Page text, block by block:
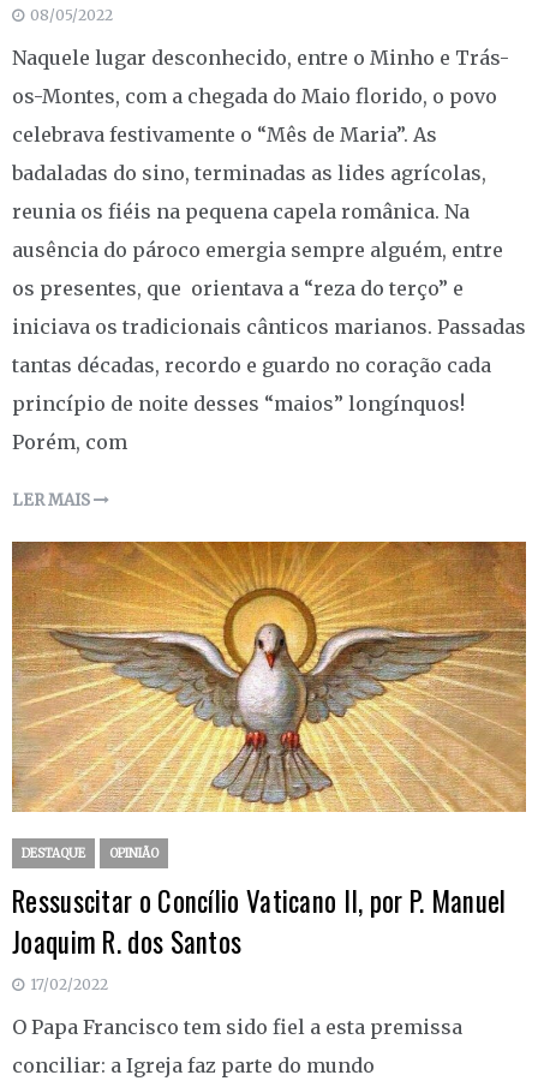
08/05/2022
Naquele lugar desconhecido, entre o Minho e Trás-
os-Montes, com a chegada do Maio florido, o povo
celebrava festivamente o “Mês de Maria”. As
badaladas do sino, terminadas as lides agrícolas,
reunia os fiéis na pequena capela românica. Na
ausência do pároco emergia sempre alguém, entre
os presentes, que orientava a “reza do terço” e
iniciava os tradicionais cânticos marianos. Passadas
tantas décadas, recordo e guardo no coração cada
princípio de noite desses “maios” longínquos!
Porém, com
LER MAIS
DESTAQUE OPINIÃO
Ressuscitar o Concílio Vaticano II, por P. Manuel
Joaquim R. dos Santos
17/02/2022
O Papa Francisco tem sido fiel a esta premissa
conciliar: a Igreja faz parte do mundo